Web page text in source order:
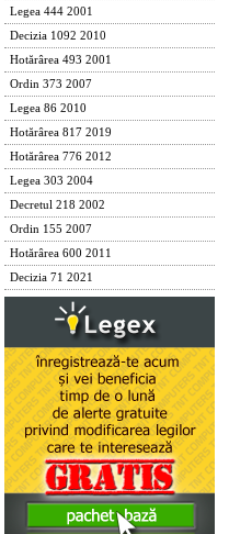
Legea 444 2001
Decizia 1092 2010
Hotărârea 493 2001
Ordin 373 2007
Legea 86 2010
Hotărârea 817 2019
Hotărârea 776 2012
Legea 303 2004
Decretul 218 2002
Ordin 155 2007
Hotărârea 600 2011
Decizia 71 2021